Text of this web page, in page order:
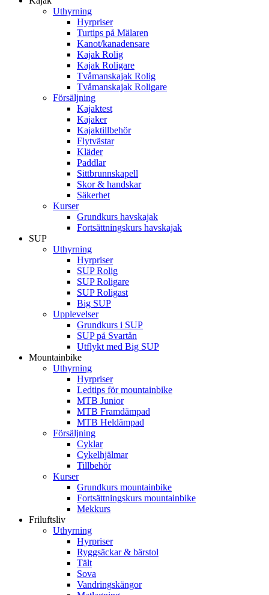
Uthyrning
Hyrpriser
Turtips på Mälaren
Kanot/kanadensare
Kajak Rolig
Kajak Roligare
Tvåmanskajak Rolig
Tvåmanskajak Roligare
Försäljning
Kajaktest
Kajaker
Kajaktillbehör
Flytvästar
Kläder
Paddlar
Sittbrunnskapell
Skor & handskar
Säkerhet
Kurser
Grundkurs havskajak
Fortsättningskurs havskajak
SUP
Uthyrning
Hyrpriser
SUP Rolig
SUP Roligare
SUP Roligast
Big SUP
Upplevelser
Grundkurs i SUP
SUP på Svartån
Utflykt med Big SUP
Mountainbike
Uthyrning
Hyrpriser
Ledtips för mountainbike
MTB Junior
MTB Framdämpad
MTB Heldämpad
Försäljning
Cyklar
Cykelhjälmar
Tillbehör
Kurser
Grundkurs mountainbike
Fortsättningskurs mountainbike
Mekkurs
Friluftsliv
Uthyrning
Hyrpriser
Ryggsäckar & bärstol
Tält
Sova
Vandringskängor